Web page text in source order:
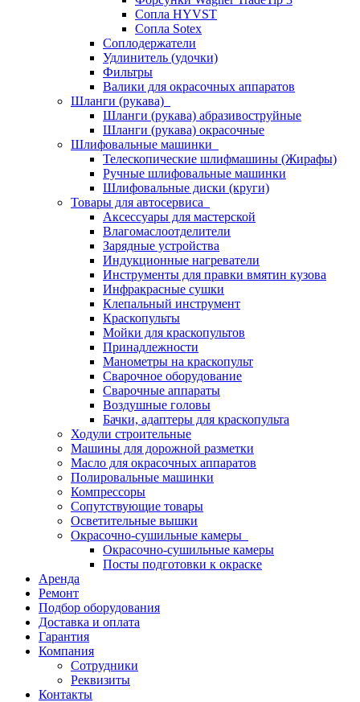
Сопла HYVST
Сопла Sotex
Соплодержатели
Удлинитель (удочки)
Фильтры
Валики для окрасочных аппаратов
Шланги (рукава)
Шланги (рукава) абразивоструйные
Шланги (рукава) окрасочные
Шлифовальные машинки
Телескопические шлифмашины (Жирафы)
Ручные шлифовальные машинки
Шлифовальные диски (круги)
Товары для автосервиса
Аксессуары для мастерской
Влагомаслоотделители
Зарядные устройства
Индукционные нагреватели
Инструменты для правки вмятин кузова
Инфракрасные сушки
Клепальный инструмент
Краскопульты
Мойки для краскопультов
Принадлежности
Манометры на краскопульт
Сварочное оборудование
Сварочные аппараты
Воздушные головы
Бачки, адаптеры для краскопульта
Ходули строительные
Машины для дорожной разметки
Масло для окрасочных аппаратов
Полировальные машинки
Компрессоры
Сопутствующие товары
Осветительные вышки
Окрасочно-сушильные камеры
Окрасочно-сушильные камеры
Посты подготовки к окраске
Аренда
Ремонт
Подбор оборудования
Доставка и оплата
Гарантия
Компания
Сотрудники
Реквизиты
Контакты